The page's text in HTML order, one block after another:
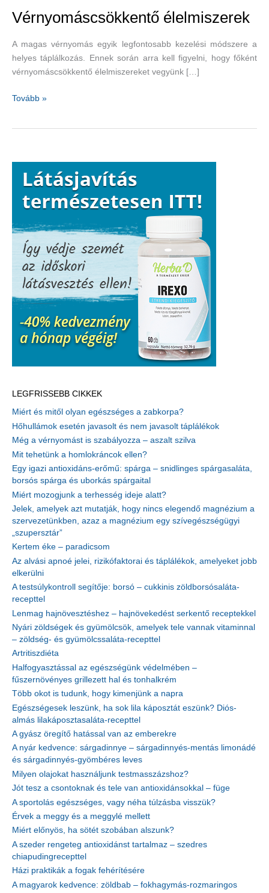
Vérnyomáscsökkentő élelmiszerek
A magas vérnyomás egyik legfontosabb kezelési módszere a
helyes táplálkozás. Ennek során arra kell figyelni, hogy főként
vérnyomáscsökkentő élelmiszereket vegyünk […]
Vérnyomáscsökkentő
Tovább »
LEGFRISSEBB CIKKEK
Miért és mitől olyan egészséges a zabkorpa?
Hőhullámok esetén javasolt és nem javasolt táplálékok
Még a vérnyomást is szabályozza – aszalt szilva
Mit tehetünk a homlokráncok ellen?
Egy igazi antioxidáns-erőmű: spárga – snidlinges spárgasaláta,
borsós spárga és uborkás spárgaital
Miért mozogjunk a terhesség ideje alatt?
Jelek, amelyek azt mutatják, hogy nincs elegendő magnézium a
szervezetünkben, azaz a magnézium egy szívegészségügyi
„szupersztár”
Kertem éke – paradicsom
Az alvási apnoé jelei, rizikófaktorai és táplálékok, amelyeket jobb
elkerülni
A testsúlykontroll segítője: borsó – cukkinis zöldborsósaláta-
recepttel
Lenmag hajnövesztéshez – hajnövekedést serkentő receptekkel
Nyári zöldségek és gyümölcsök, amelyek tele vannak vitaminnal
– zöldség- és gyümölcssaláta-recepttel
Artritiszdiéta
Halfogyasztással az egészségünk védelmében –
fűszernövényes grillezett hal és tonhalkrém
Több okot is tudunk, hogy kimenjünk a napra
Egészségesek leszünk, ha sok lila káposztát eszünk? Diós-
almás lilakáposztasaláta-recepttel
A gyász öregítő hatással van az emberekre
A nyár kedvence: sárgadinnye – sárgadinnyés-mentás limonádé
és sárgadinnyés-gyömbéres leves
Milyen olajokat használjunk testmasszázshoz?
Jót tesz a csontoknak és tele van antioxidánsokkal – füge
A sportolás egészséges, vagy néha túlzásba visszük?
Érvek a meggy és a meggylé mellett
Miért előnyös, ha sötét szobában alszunk?
A szeder rengeteg antioxidánst tartalmaz – szedres
chiapudingrecepttel
Házi praktikák a fogak fehérítésére
A magyarok kedvence: zöldbab – fokhagymás-rozmaringos